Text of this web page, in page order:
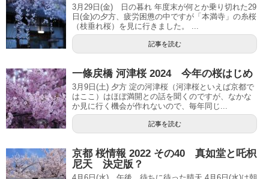
3月29日(金) 日の暮れ 年度末が何とか乗り切れた29
日(金)の夕方、疲労困憊の中ですが「本満寺」の糸桜
（枝垂れ桜）を見に行きました。 ...
記事を読む
一條戻橋 河津桜 2024 今年の桜はじめ
3月9日(土) 夕方 淀の河津桜（河津桜といえば京都で
はここ）はほぼ満開との話を聞くのですが、なかな
か見に行く機会が作れないので、毎年同じ...
記事を読む
京都 桜情報 2022 その40 真如堂と吒枳
尼天 決定版？